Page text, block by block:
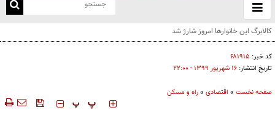
باز
و
درخواست شرکت گاز مازندران برای آمادگی مشترکان دربرابر زمستان
کد خبر: ۶۸۱۹۱۵
تاریخ انتشار: ۱۶ شهريور ۱۳۹۹ - ۲۲:۰۰
صفحه نخست » اقتصادی »راه و مسکن
‍‍‍ پ پ